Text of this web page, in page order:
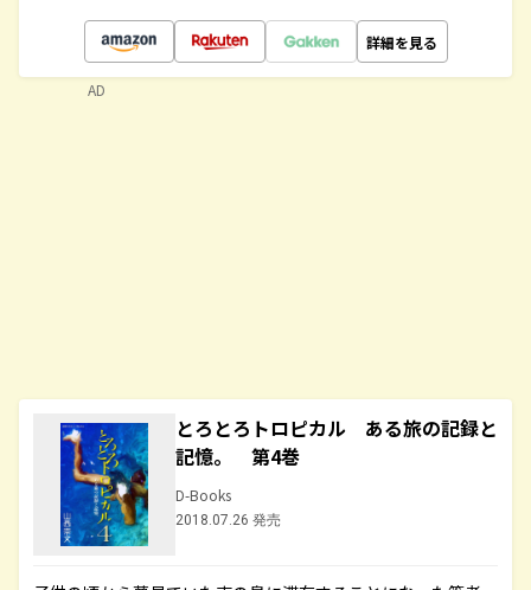
詳細を見る
とろとろトロピカル ある旅の記録と
記憶。 第4巻
D-Books
2018.07.26 発売
AD